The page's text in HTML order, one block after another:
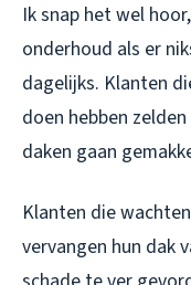
Ik snap het wel
onderhoud als er
dagelijks. Klanten
doen hebben
daken gaan
Klanten die
vervangen hun dak